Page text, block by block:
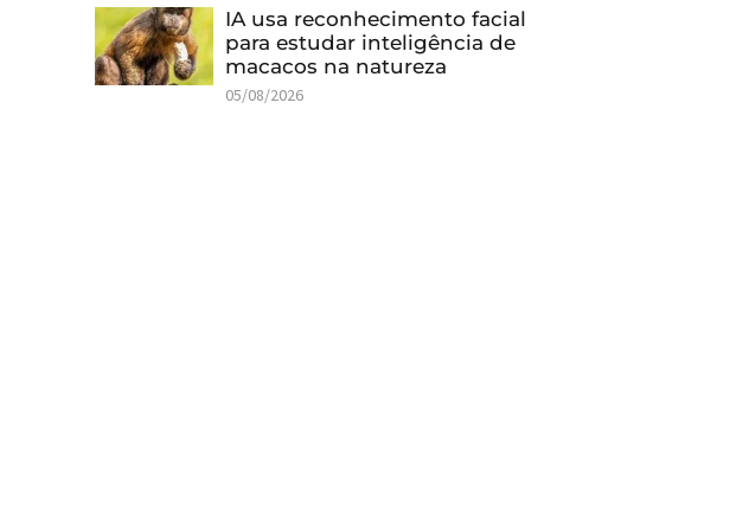
IA usa reconhecimento facial
para estudar inteligência de
macacos na natureza
05/08/2026